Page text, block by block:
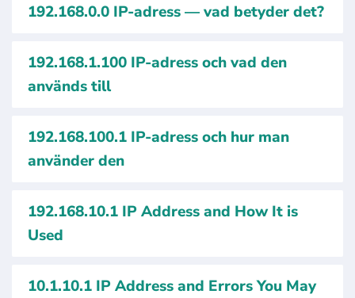
192.168.0.0 IP-adress — vad betyder det?
192.168.1.100 IP-adress och vad den
används till
192.168.100.1 IP-adress och hur man
använder den
192.168.10.1 IP Address and How It is
Used
10.1.10.1 IP Address and Errors You May